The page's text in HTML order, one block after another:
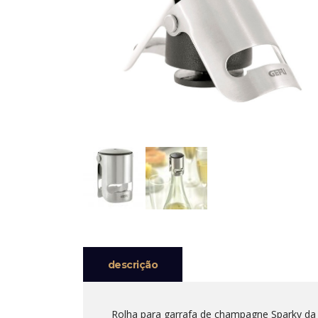
descrição
Rolha para garrafa de champagne Sparky da